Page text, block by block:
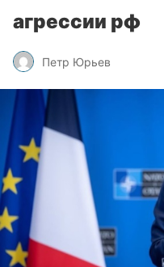
агрессии рф
Петр Юрьев